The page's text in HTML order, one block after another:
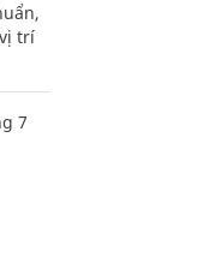
trí
7